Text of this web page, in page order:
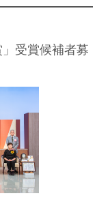
」受賞候補者募